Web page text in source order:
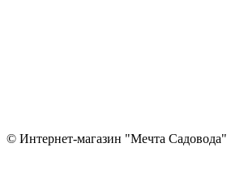
© Интернет-магазин "Мечта Садовода"